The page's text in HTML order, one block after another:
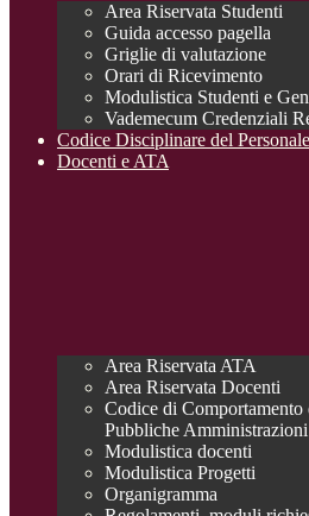
Area Riservata Studenti
Guida accesso pagella
Griglie di valutazione
Orari di Ricevimento
Modulistica Studenti e
Vademecum Credenziali
Codice Disciplinare del
Docenti e ATA
Area Riservata ATA
Area Riservata Docenti
Codice di
Pubbliche Amministrazioni
Modulistica docenti
Modulistica Progetti
Organigramma